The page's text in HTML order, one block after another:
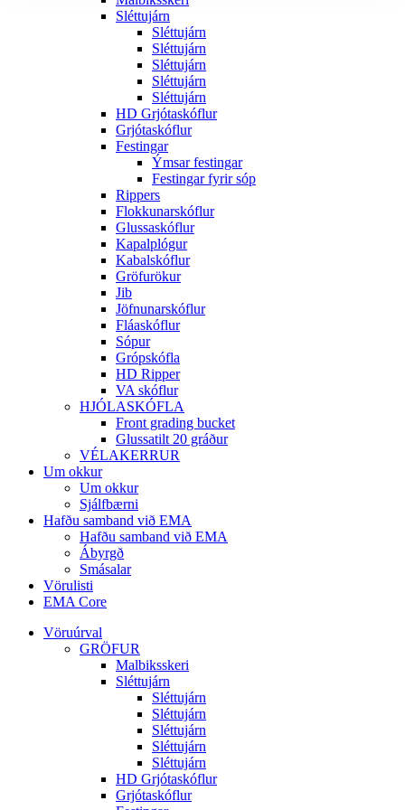
Sléttujárn
Sléttujárn
Sléttujárn
Sléttujárn
Sléttujárn
Sléttujárn
HD Grjótaskóflur
Grjótaskóflur
Festingar
Ýmsar festingar
Festingar fyrir sóp
Rippers
Flokkunarskóflur
Glussaskóflur
Kapalplógur
Kabalskóflur
Gröfurökur
Jib
Jöfnunarskóflur
Fláaskóflur
Sópur
Grópskófla
HD Ripper
VA skóflur
HJÓLASKÓFLA
Front grading bucket
Glussatilt 20 gráður
VÉLAKERRUR
Um okkur
Um okkur
Sjálfbærni
Hafðu samband við EMA
Hafðu samband við EMA
Ábyrgð
Smásalar
Vörulisti
EMA Core
Vöruúrval
GRÖFUR
Malbiksskeri
Sléttujárn
Sléttujárn
Sléttujárn
Sléttujárn
Sléttujárn
Sléttujárn
HD Grjótaskóflur
Grjótaskóflur